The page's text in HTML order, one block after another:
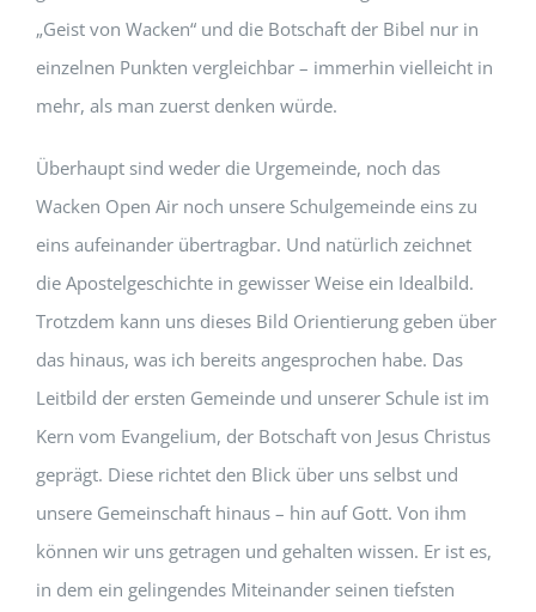
„Geist von Wacken“ und die Botschaft der Bibel nur in
einzelnen Punkten vergleichbar – immerhin vielleicht in
mehr, als man zuerst denken würde.
Überhaupt sind weder die Urgemeinde, noch das
Wacken Open Air noch unsere Schulgemeinde eins zu
eins aufeinander übertragbar. Und natürlich zeichnet
die Apostelgeschichte in gewisser Weise ein Idealbild.
Trotzdem kann uns dieses Bild Orientierung geben über
das hinaus, was ich bereits angesprochen habe. Das
Leitbild der ersten Gemeinde und unserer Schule ist im
Kern vom Evangelium, der Botschaft von Jesus Christus
geprägt. Diese richtet den Blick über uns selbst und
unsere Gemeinschaft hinaus – hin auf Gott. Von ihm
können wir uns getragen und gehalten wissen. Er ist es,
in dem ein gelingendes Miteinander seinen tiefsten